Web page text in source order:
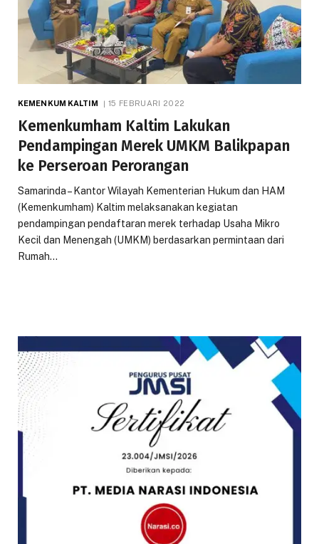
KEMENKUM KALTIM 15 FEBRUARI 2022
Kemenkumham Kaltim Lakukan
Pendampingan Merek UMKM Balikpapan
ke Perseroan Perorangan
Samarinda – Kantor Wilayah Kementerian Hukum dan HAM
(Kemenkumham) Kaltim melaksanakan kegiatan
pendampingan pendaftaran merek terhadap Usaha Mikro
Kecil dan Menengah (UMKM) berdasarkan permintaan dari
Rumah…